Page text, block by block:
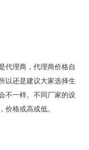
代理商，代理商价格自
以还是建议大家选择生
不一样。不同厂家的设
价格或高或低。